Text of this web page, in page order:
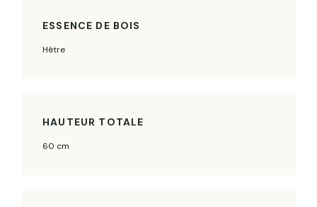
ESSENCE DE BOIS
Hêtre
HAUTEUR TOTALE
60 cm